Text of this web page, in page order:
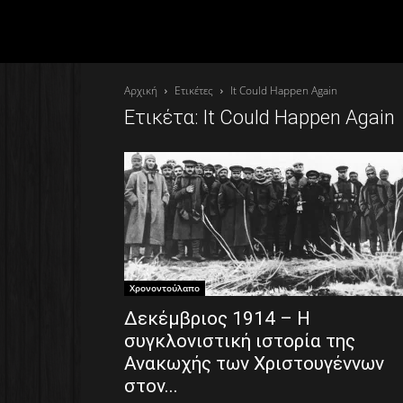
Αρχική Ετικέτες It Could Happen Again
Ετικέτα: It Could Happen Again
Χρονοντούλαπο
Δεκέμβριος 1914 – Η
συγκλονιστική ιστορία της
Ανακωχής των Χριστουγέννων
στον...